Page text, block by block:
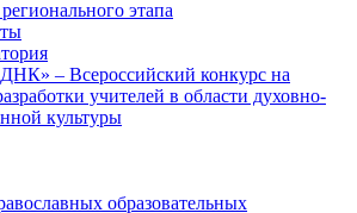
этапа
– Всероссийский конкурс на
учителей в области духовно-
культуры
образовательных